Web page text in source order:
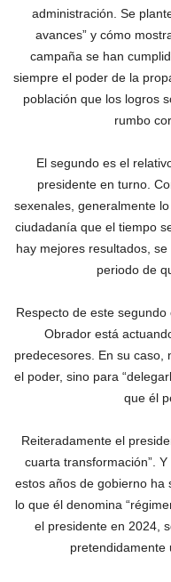
administración. Se
avances” y cómo
campaña se han
siempre el poder de la
población que los logros
rumbo
El segundo es el
presidente en turno.
sexenales, generalmente
ciudadanía que el tiempo
hay mejores resultados,
periodo de
Respecto de este
Obrador está
predecesores. En su caso,
el poder, sino para
que él
Reiteradamente el
cuarta transformación”.
estos años de gobierno ha
lo que él denomina
el presidente en 2024,
pretendidamente